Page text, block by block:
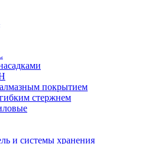
покрытием
стержнем
и системы хранения